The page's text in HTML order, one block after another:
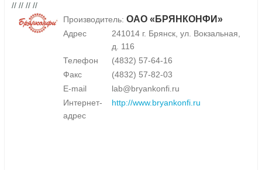
// // // //
Производитель: ОАО «БРЯНКОНФИ»
Адрес
241014 г. Брянск, ул. Вокзальная,
д. 116
Телефон
(4832) 57-64-16
Факс
(4832) 57-82-03
E-mail
lab@bryankonfi.ru
Интернет-
адрес
http://www.bryankonfi.ru